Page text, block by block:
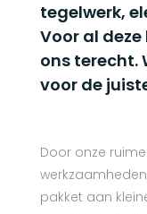
tegelwerk,
Voor al
ons terecht.
voor de
Door onze
pakket aan